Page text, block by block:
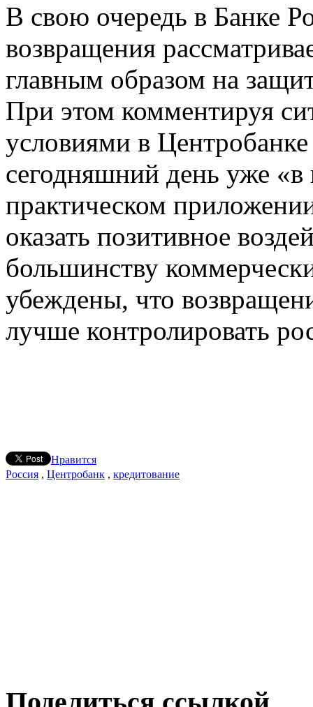
В свою очередь в Банке
возвращения
главным образом на
При этом комментируя
условиями в
сегодняшний день уже «в
практическом
оказать позитивное
большинству
убеждены, что
лучше контролировать
Нравится
Россия , Центробанк , кредитование